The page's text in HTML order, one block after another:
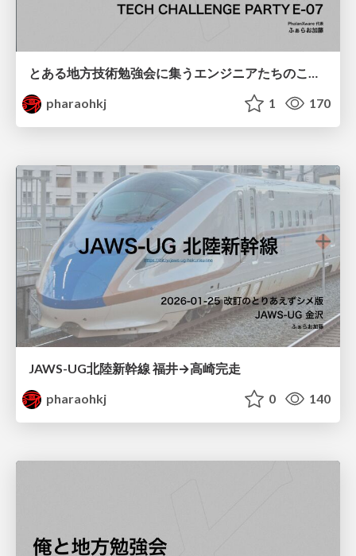
とある地方技術勉強会に集うエンジニアたちのこれまでとこれから
pharaohkj
1 170
JAWS-UG北陸新幹線 福井→高崎完走
pharaohkj
0 140